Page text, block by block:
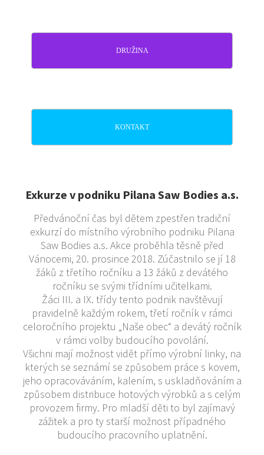
DRUŽINA
KONTAKT
Exkurze v podniku Pilana Saw Bodies a.s.
Předvánoční čas byl dětem zpestřen tradiční
exkurzí do místního výrobního podniku Pilana
Saw Bodies a.s. Akce proběhla těsně před
Vánocemi, 20. prosince 2018. Zúčastnilo se jí 18
žáků z třetího ročníku a 13 žáků z devátého
ročníku se svými třídními učitelkami.
Žáci III. a IX. třídy tento podnik navštěvují
pravidelně každým rokem, třetí ročník v rámci
celoročního projektu „Naše obec“ a devátý ročník
v rámci volby budoucího povolání.
Všichni mají možnost vidět přímo výrobní linky, na
kterých se seznámí se způsobem práce s kovem,
jeho opracováváním, kalením, s uskladňováním a
způsobem distribuce hotových výrobků a s celým
provozem firmy. Pro mladší děti to byl zajímavý
zážitek a pro ty starší možnost případného
budoucího pracovního uplatnění.